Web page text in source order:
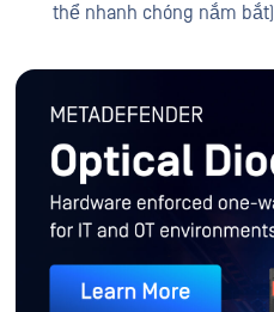
thể nhanh chóng nắm bắt)
MetaDefender Optical Diode